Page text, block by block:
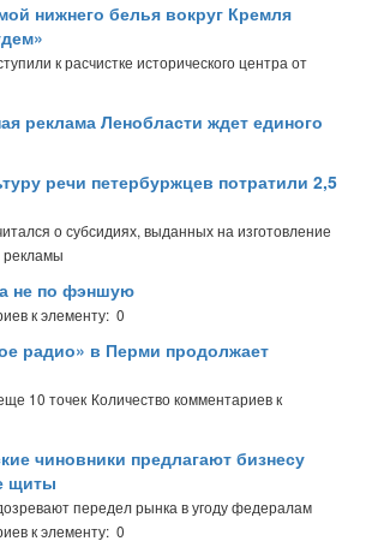
нижнего белья вокруг Кремля
к расчистке исторического центра от
реклама Ленобласти ждет единого
речи петербуржцев потратили 2,5
о субсидиях, выданных на изготовление
рекламы
не по фэншую
к элементу: 0
радио» в Перми продолжает
10 точек Количество комментариев к
чиновники предлагают бизнесу
щиты
передел рынка в угоду федералам
к элементу: 0